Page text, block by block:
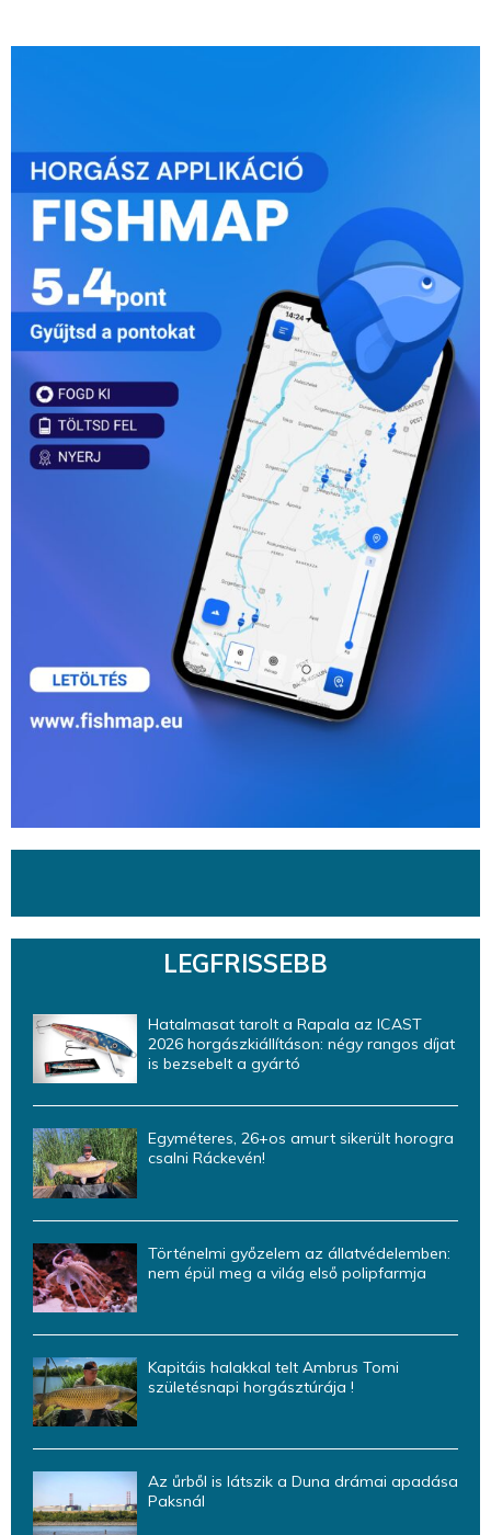
LEGFRISSEBB
Hatalmasat tarolt a Rapala az ICAST
2026 horgászkiállításon: négy rangos díjat
is bezsebelt a gyártó
Egyméteres, 26+os amurt sikerült horogra
csalni Ráckevén!
Történelmi győzelem az állatvédelemben:
nem épül meg a világ első polipfarmja
Kapitáis halakkal telt Ambrus Tomi
születésnapi horgásztúrája !
Az űrből is látszik a Duna drámai apadása
Paksnál